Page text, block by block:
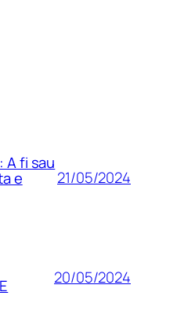
A fi sau
e 21/05/2024
20/05/2024